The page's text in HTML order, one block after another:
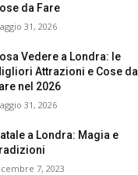
da Fare
31, 2026
Vedere a Londra: le
Attrazioni e Cose da
nel 2026
31, 2026
a Londra: Magia e
7, 2023